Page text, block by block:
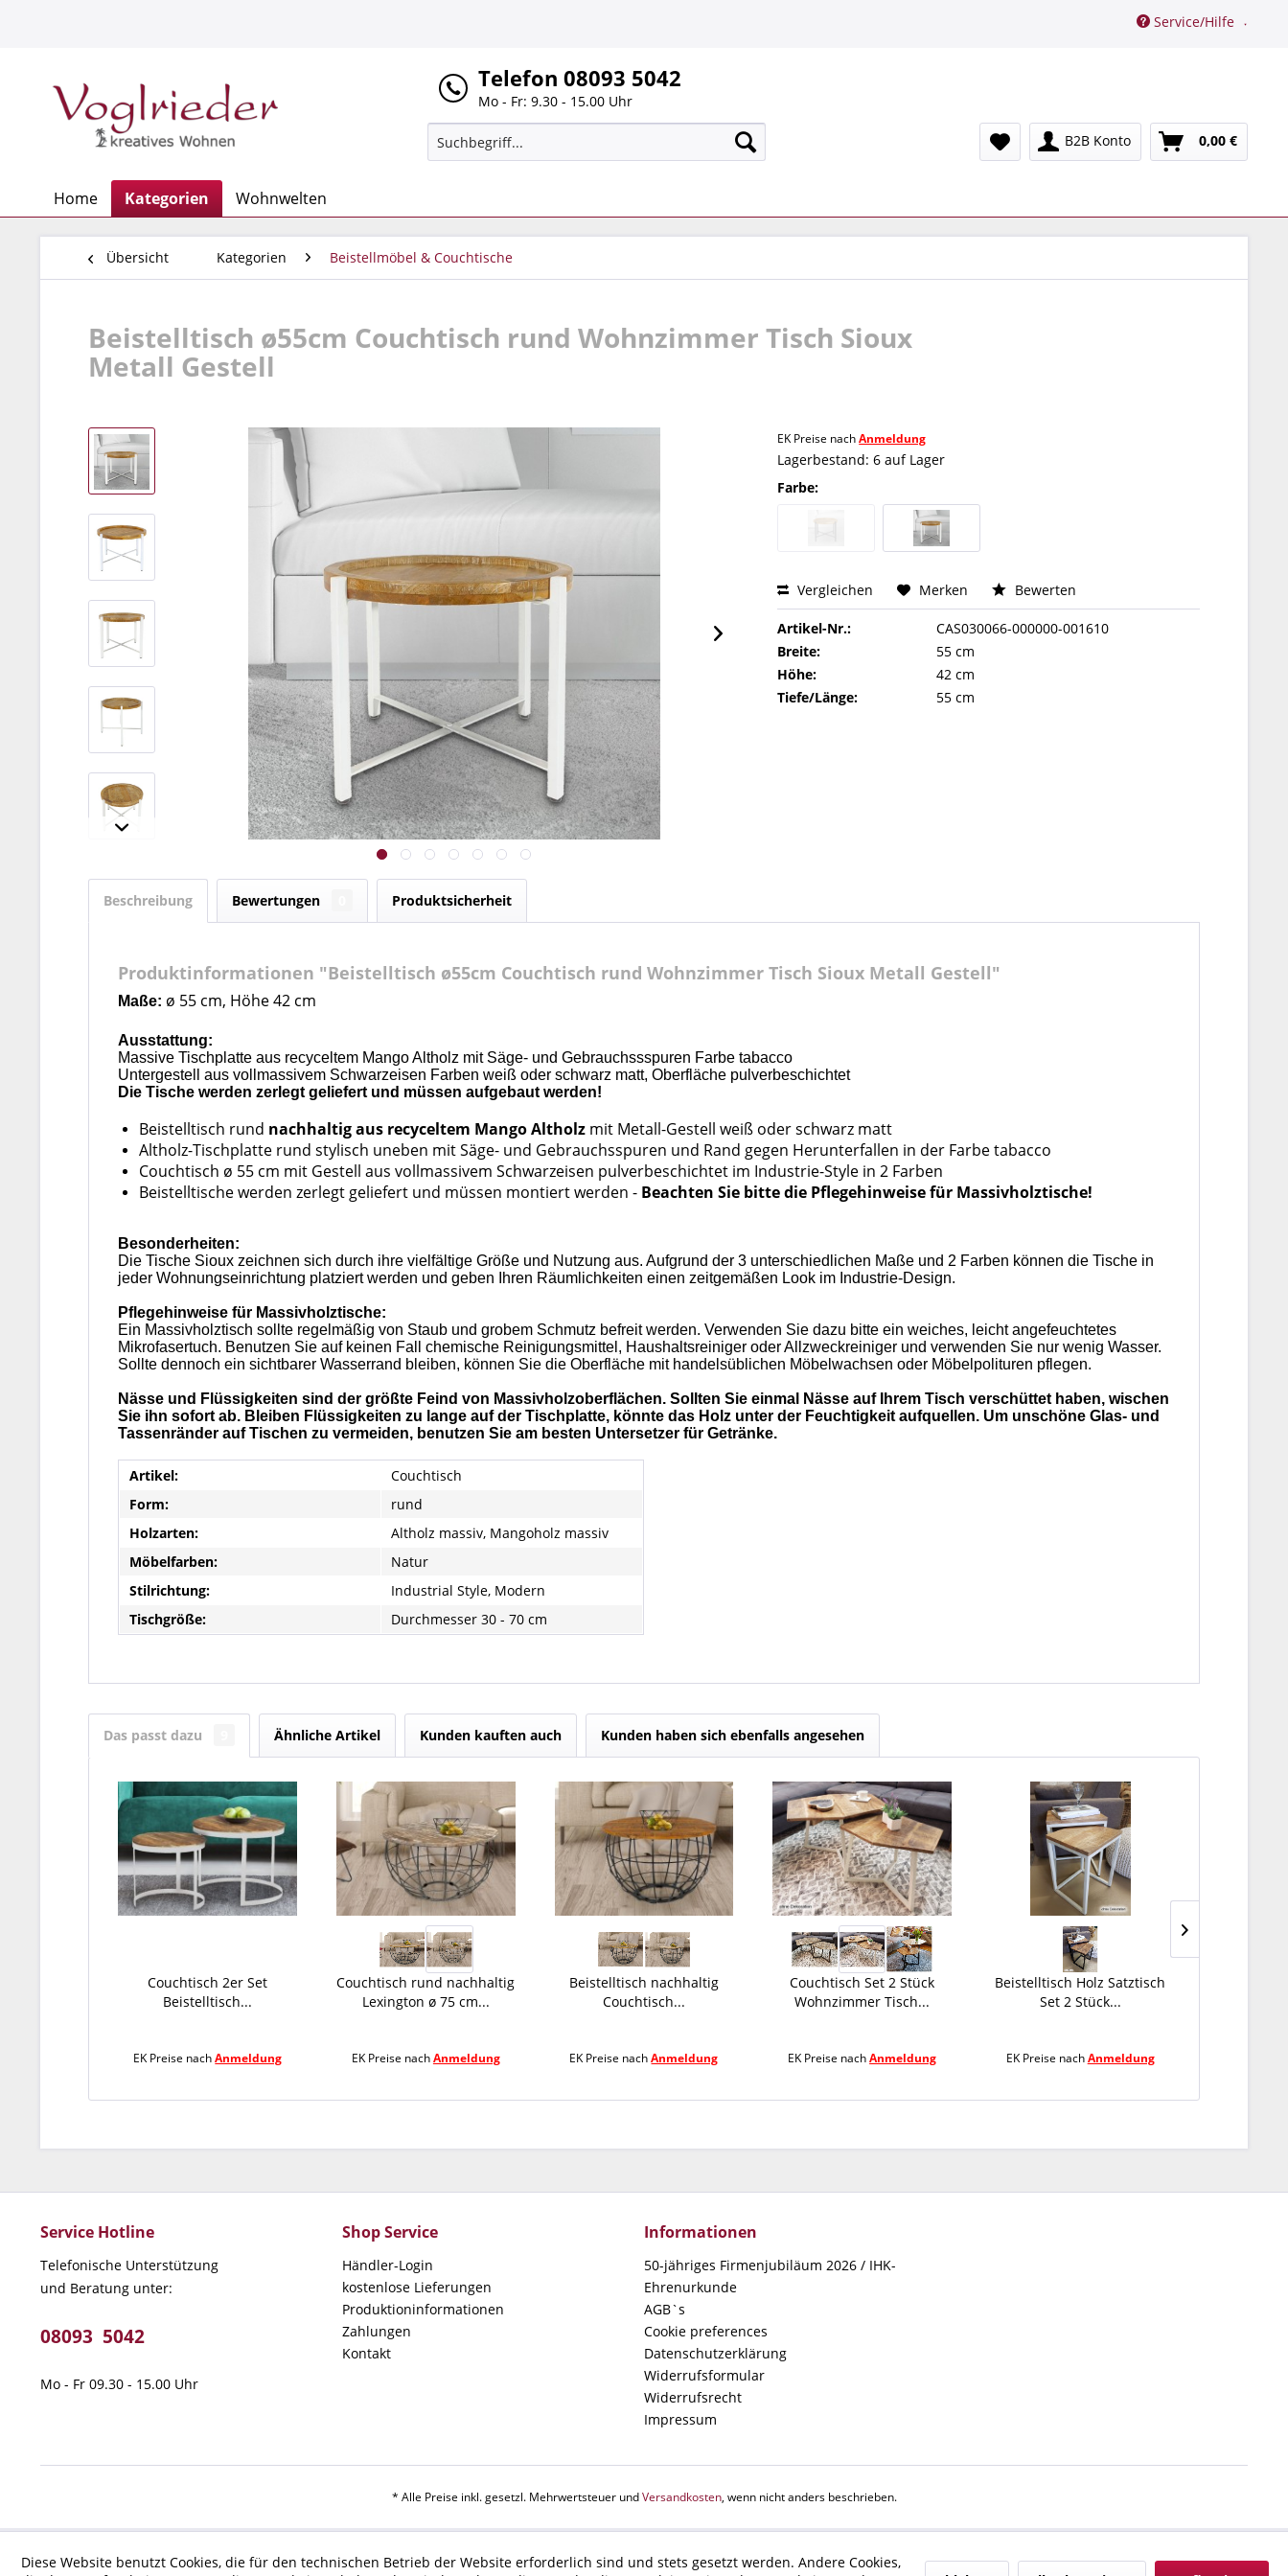
Service/Hilfe
Telefon 08093 5042
Mo - Fr: 9.30 - 15.00 Uhr
B2B Konto 0,00 €
Home Kategorien Wohnwelten
Übersicht Kategorien Beistellmöbel & Couchtische
Beistelltisch ø55cm Couchtisch rund Wohnzimmer Tisch Sioux
Metall Gestell
EK Preise nachAnmeldung
Lagerbestand: 6 auf Lager
Farbe:
Vergleichen Merken Bewerten
Artikel-Nr.:
CAS030066-000000-001610
Breite:
55 cm
Höhe:
42 cm
Tiefe/Länge:
55 cm
Beschreibung Bewertungen Produktsicherheit
Produktinformationen "Beistelltisch ø55cm Couchtisch rund Wohnzimmer Tisch Sioux Metall Gestell"
Maße: ø 55 cm, Höhe 42 cm
Ausstattung:
Massive Tischplatte aus recyceltem Mango Altholz mit Säge- und Gebrauchssspuren Farbe tabacco
Untergestell aus vollmassivem Schwarzeisen Farben weiß oder schwarz matt, Oberfläche pulverbeschichtet
Die Tische werden zerlegt geliefert und müssen aufgebaut werden!
Beistelltisch rund nachhaltig aus recyceltem Mango Altholz mit Metall-Gestell weiß oder schwarz matt
Altholz-Tischplatte rund stylisch uneben mit Säge- und Gebrauchsspuren und Rand gegen Herunterfallen in der Farbe tabacco
Couchtisch ø 55 cm mit Gestell aus vollmassivem Schwarzeisen pulverbeschichtet im Industrie-Style in 2 Farben
Beistelltische werden zerlegt geliefert und müssen montiert werden - Beachten Sie bitte die Pflegehinweise für Massivholztische!
Besonderheiten:
Die Tische Sioux zeichnen sich durch ihre vielfältige Größe und Nutzung aus. Aufgrund der 3 unterschiedlichen Maße und 2 Farben können die Tische in
jeder Wohnungseinrichtung platziert werden und geben Ihren Räumlichkeiten einen zeitgemäßen Look im Industrie-Design.
Pflegehinweise für Massivholztische:
Ein Massivholztisch sollte regelmäßig von Staub und grobem Schmutz befreit werden. Verwenden Sie dazu bitte ein weiches, leicht angefeuchtetes
Mikrofasertuch. Benutzen Sie auf keinen Fall chemische Reinigungsmittel, Haushaltsreiniger oder Allzweckreiniger und verwenden Sie nur wenig Wasser.
Sollte dennoch ein sichtbarer Wasserrand bleiben, können Sie die Oberfläche mit handelsüblichen Möbelwachsen oder Möbelpolituren pflegen.
Nässe und Flüssigkeiten sind der größte Feind von Massivholzoberflächen. Sollten Sie einmal Nässe auf Ihrem Tisch verschüttet haben, wischen
Sie ihn sofort ab. Bleiben Flüssigkeiten zu lange auf der Tischplatte, könnte das Holz unter der Feuchtigkeit aufquellen. Um unschöne Glas- und
Tassenränder auf Tischen zu vermeiden, benutzen Sie am besten Untersetzer für Getränke.
Artikel:
Couchtisch
Form:
rund
Holzarten:
Altholz massiv, Mangoholz massiv
Möbelfarben:
Natur
Stilrichtung:
Industrial Style, Modern
Tischgröße:
Durchmesser 30 - 70 cm
Das passt dazu Ähnliche Artikel Kunden kauften auch Kunden haben sich ebenfalls angesehen
Couchtisch 2er Set
Beistelltisch...
EK Preise nachAnmeldung
Couchtisch rund nachhaltig
Lexington ø 75 cm...
EK Preise nachAnmeldung
Beistelltisch nachhaltig
Couchtisch...
EK Preise nachAnmeldung
Couchtisch Set 2 Stück
Wohnzimmer Tisch...
EK Preise nachAnmeldung
Beistelltisch Holz Satztisch
Set 2 Stück...
EK Preise nachAnmeldung
Service Hotline
Telefonische Unterstützung
und Beratung unter:
08093 5042
Mo - Fr 09.30 - 15.00 Uhr
Shop Service
Händler-Login
kostenlose Lieferungen
Produktioninformationen
Zahlungen
Kontakt
Informationen
50-jähriges Firmenjubiläum 2026 / IHK-
Ehrenurkunde
AGB`s
Cookie preferences
Datenschutzerklärung
Widerrufsformular
Widerrufsrecht
Impressum
* Alle Preise inkl. gesetzl. Mehrwertsteuer undVersandkosten, wenn nicht anders beschrieben.
Diese Website benutzt Cookies, die für den technischen Betrieb der Website erforderlich sind und stets gesetzt werden. Andere Cookies,